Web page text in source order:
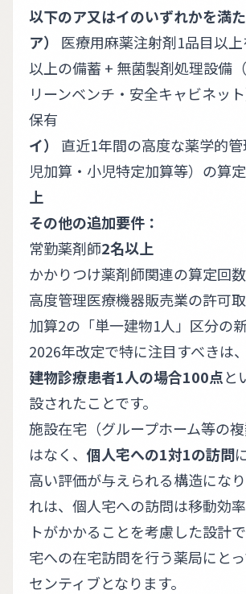
以下のア又はイのいずれかを満
ア）
医療用麻薬注射剤1品目以
以上の備蓄 + 無菌製剤処理設備
リーンベンチ・安全キャビネッ
保有
イ）
直近1年間の高度な薬学的
児加算・小児特定加算等）の算
上
その他の追加要件：
常勤薬剤師2名以上
かかりつけ薬剤師関連の算定回
高度管理医療機器販売業の許可
加算2の「単一建物1人」区分の
2026年改定で特に注目すべきは
建物診療患者1人の場合100点と
設されたことです。
施設在宅（グループホーム等の
はなく、 個人宅への1対1の訪問
高い評価が与えられる構造にな
れは、個人宅への訪問は移動効
トがかかることを考慮した設計
宅への在宅訪問を行う薬局にと
センティブとなります。